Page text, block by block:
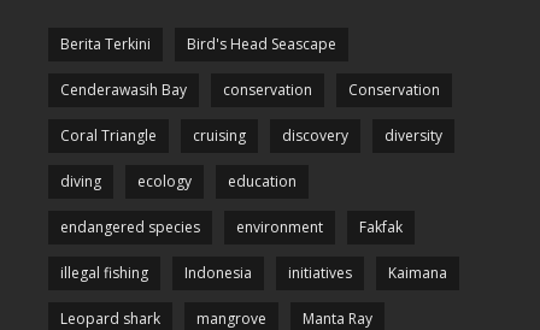
Berita Terkini Bird's Head Seascape
Cenderawasih Bay conservation Conservation
Coral Triangle cruising discovery diversity
diving ecology education
endangered species environment Fakfak
illegal fishing Indonesia initiatives Kaimana
Leopard shark mangrove Manta Ray